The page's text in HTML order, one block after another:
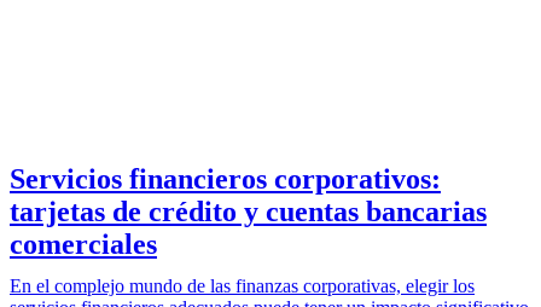
Servicios financieros corporativos:
tarjetas de crédito y cuentas bancarias
comerciales
En el complejo mundo de las finanzas corporativas, elegir los